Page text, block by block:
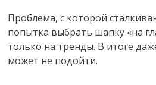
Проблема, с которой
попытка выбрать шапку «на
только на тренды. В итоге
может не подойти.